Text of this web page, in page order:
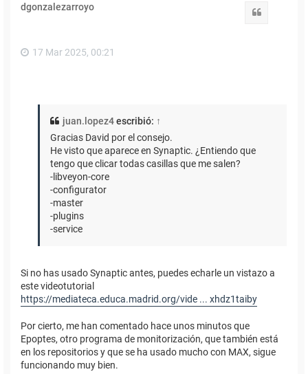
dgonzalezarroyo
17 Mar 2025, 00:21
juan.lopez4escribió: ↑
Gracias David por el consejo.
He visto que aparece en Synaptic. ¿Entiendo que
tengo que clicar todas casillas que me salen?
-libveyon-core
-configurator
-master
-plugins
-service
Si no has usado Synaptic antes, puedes echarle un vistazo a
este videotutorial
https://mediateca.educa.madrid.org/vide ... xhdz1taiby
Por cierto, me han comentado hace unos minutos que
Epoptes, otro programa de monitorización, que también está
en los repositorios y que se ha usado mucho con MAX, sigue
funcionando muy bien.